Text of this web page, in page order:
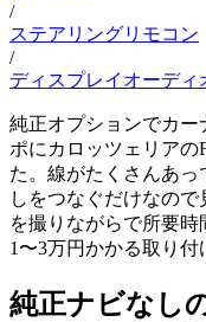
/
ステアリングリモコン
/
ディスプレイオーディ
純正オプションでカー
ポにカロッツェリアの
た。線がたくさんあっ
しをつなぐだけなの
を撮りながらで所要
1〜3万円かかる取り付
純正ナビなし